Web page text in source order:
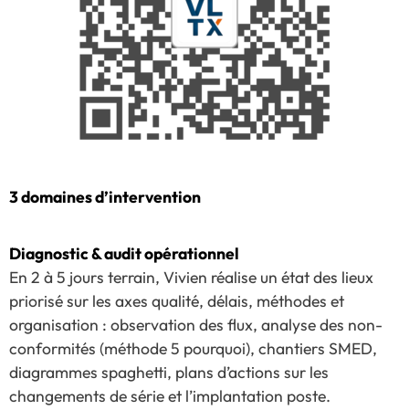
3 domaines d’intervention
Diagnostic & audit opérationnel
En 2 à 5 jours terrain, Vivien réalise un état des lieux
priorisé sur les axes qualité, délais, méthodes et
organisation : observation des flux, analyse des non-
conformités (méthode 5 pourquoi), chantiers SMED,
diagrammes spaghetti, plans d’actions sur les
changements de série et l’implantation poste.